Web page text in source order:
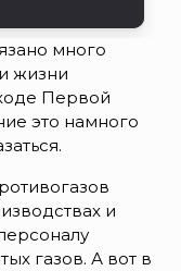
много
жизни
Первой
это намного
и
газов. А вот в